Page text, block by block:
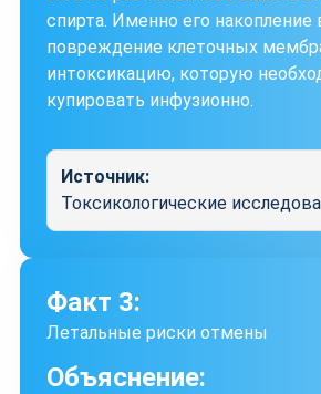
спирта. Именно его
повреждение клеточных
интоксикацию, которую
купировать инфузионно.
Источник:
Токсикологические
Факт 3:
Летальные риски отмены
Объяснение: